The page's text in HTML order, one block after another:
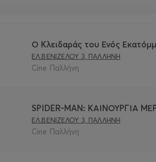
Ο Κλειδαράς του Ενός
ΕΛ.ΒΕΝΙΖΕΛΟΥ 3, ΠΑΛΛΗΝΗ
Cine Παλλήνη
SPIDER-MAN: ΚΑΙΝΟΥΡΓΙΑ
ΕΛ.ΒΕΝΙΖΕΛΟΥ 3, ΠΑΛΛΗΝΗ
Cine Παλλήνη